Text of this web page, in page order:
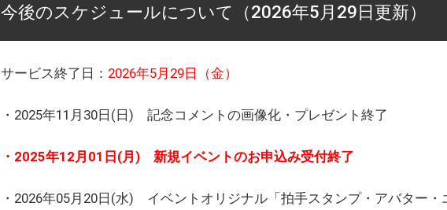
今後のスケジュールについて（2026年5月29日更新）
サービス終了日： 2026年5月29日（金）
・2025年11月30日(日) 記念コメントの画像化・プレゼント終了
・2025年12月01日(月) 新規イベントのお申込み受付終了
・2026年05月20日(水) イベントオリジナル「拍手スタンプ・アバター・